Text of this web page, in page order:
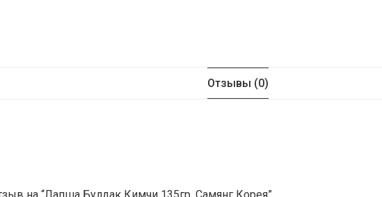
Отзывы (0)
на “Лапша Булдак Кимчи 135гр. Самянг Корея”